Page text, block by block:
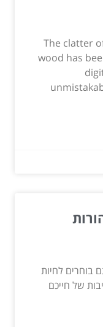
The clatter
wood has
בוחרים לחיות
של חייכם